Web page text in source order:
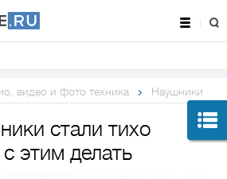
видео и фото техника Наушники
стали тихо
этим делать